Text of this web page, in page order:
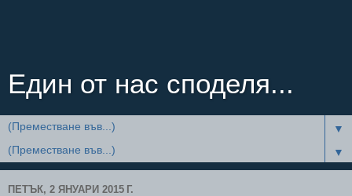
Един от нас споделя...
▼
▼
ПЕТЪК, 2 ЯНУАРИ 2015 Г.